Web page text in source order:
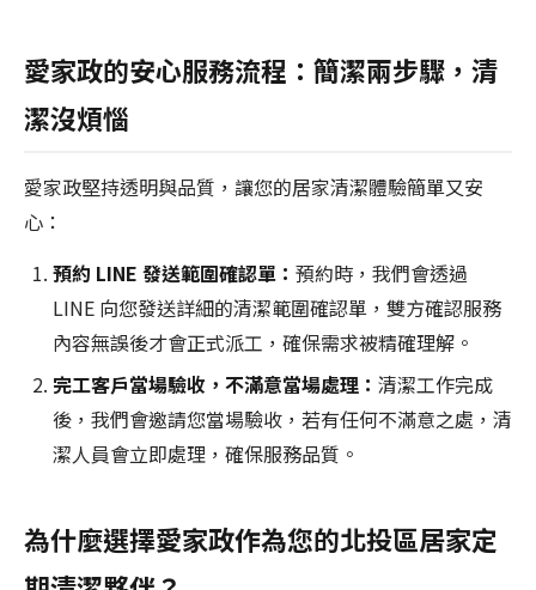
愛家政的安心服務流程：簡潔兩步驟，清
潔沒煩惱
愛家政堅持透明與品質，讓您的居家清潔體驗簡單又安
心：
預約 LINE 發送範圍確認單： 預約時，我們會透過
LINE 向您發送詳細的清潔範圍確認單，雙方確認服務
內容無誤後才會正式派工，確保需求被精確理解。
完工客戶當場驗收，不滿意當場處理： 清潔工作完成
後，我們會邀請您當場驗收，若有任何不滿意之處，清
潔人員會立即處理，確保服務品質。
為什麼選擇愛家政作為您的北投區居家定